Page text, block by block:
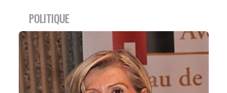
POLITIQUE